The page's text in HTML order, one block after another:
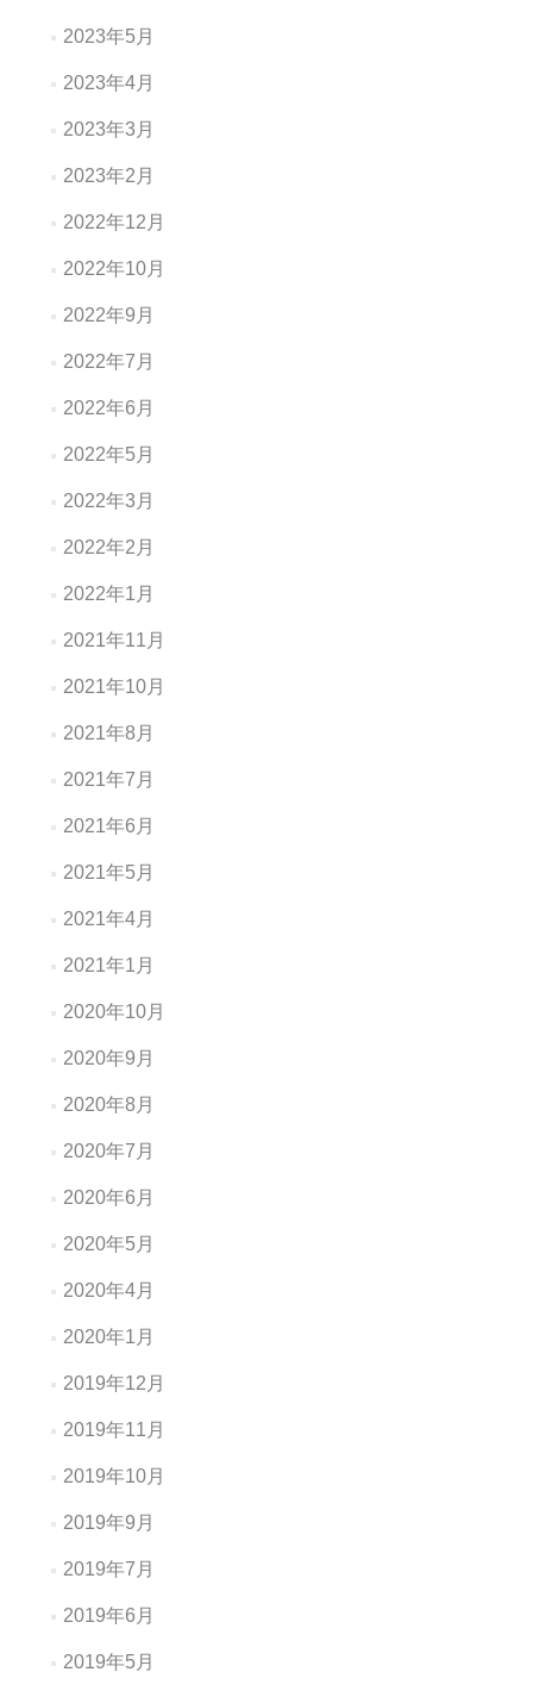
2023年5月
2023年4月
2023年3月
2023年2月
2022年12月
2022年10月
2022年9月
2022年7月
2022年6月
2022年5月
2022年3月
2022年2月
2022年1月
2021年11月
2021年10月
2021年8月
2021年7月
2021年6月
2021年5月
2021年4月
2021年1月
2020年10月
2020年9月
2020年8月
2020年7月
2020年6月
2020年5月
2020年4月
2020年1月
2019年12月
2019年11月
2019年10月
2019年9月
2019年7月
2019年6月
2019年5月